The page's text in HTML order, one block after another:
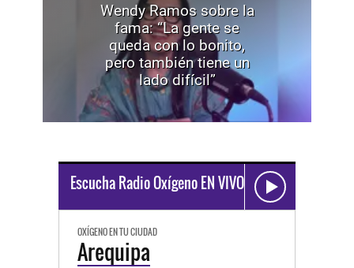
Wendy Ramos sobre la
fama: “La gente se
queda con lo bonito,
pero también tiene un
lado difícil”
Escucha Radio Oxígeno EN VIVO
OXÍGENO EN TU CIUDAD
Arequipa